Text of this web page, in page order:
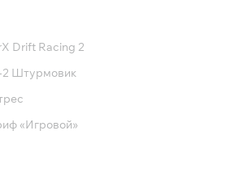
Drift Racing 2
Штурмовик
«Игровой»